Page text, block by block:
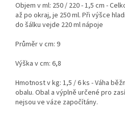
Objem v ml: 250 / 220 - 1,5 cm -
až po okraj, je 250 ml. Při výšce
do šálku vejde 220 ml nápoje
Průměr v cm: 9
Výška v cm: 6,8
Hmotnost v kg: 1,5 / 6 ks - Váha
obalu. Obal a výplně určené pro
nejsou ve váze započítány.